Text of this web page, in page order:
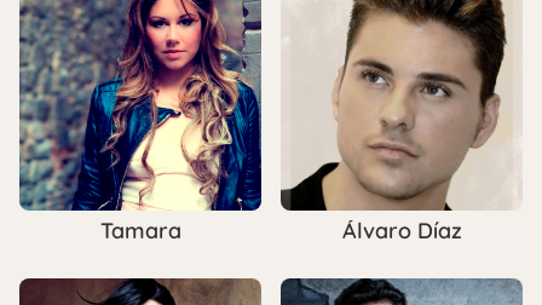
Tamara Álvaro Díaz